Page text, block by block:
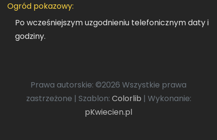
Ogród pokazowy:
Po wcześniejszym uzgodnieniu telefonicznym daty i
godziny.
Prawa autorskie: ©2026 Wszystkie prawa
zastrzeżone | Szablon: Colorlib | Wykonanie:
pKwiecien.pl